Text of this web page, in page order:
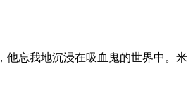
忘我地沉浸在吸血鬼的世界中。米